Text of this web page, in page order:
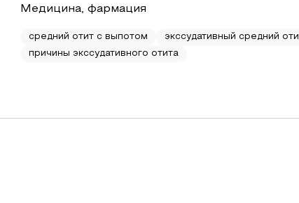
Медицина, фармация
средний отит с выпотом экссудативный средний
причины экссудативного отита